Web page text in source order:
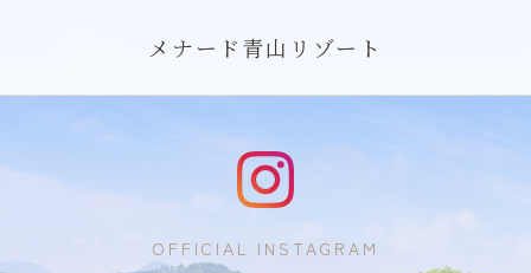
メナード青山リゾート
OFFICIAL INSTAGRAM